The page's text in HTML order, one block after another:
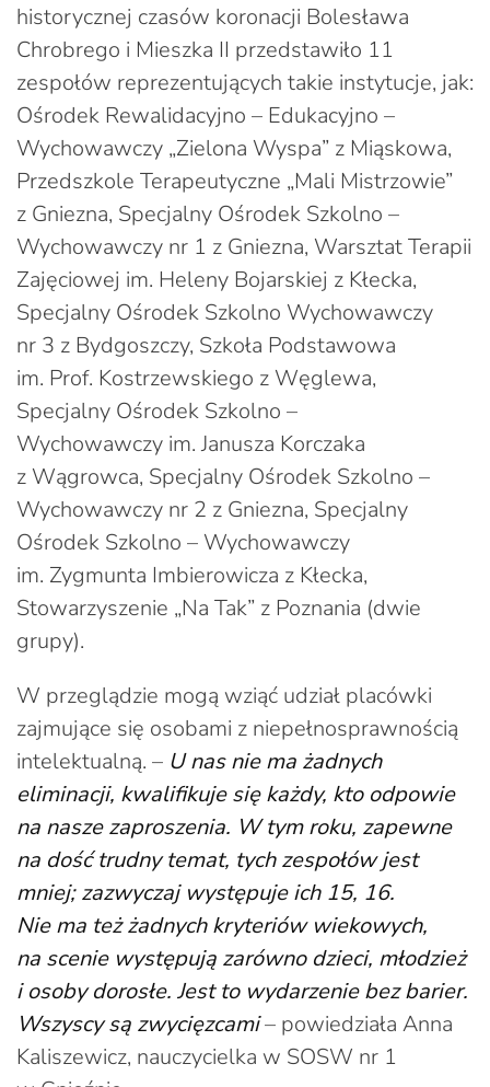
historycznej czasów koronacji Bolesława
Chrobrego i Mieszka II przedstawiło 11
zespołów reprezentujących takie instytucje, jak:
Ośrodek Rewalidacyjno – Edukacyjno –
Wychowawczy „Zielona Wyspa” z Miąskowa,
Przedszkole Terapeutyczne „Mali Mistrzowie”
z Gniezna, Specjalny Ośrodek Szkolno –
Wychowawczy nr 1 z Gniezna, Warsztat Terapii
Zajęciowej im. Heleny Bojarskiej z Kłecka,
Specjalny Ośrodek Szkolno Wychowawczy
nr 3 z Bydgoszczy, Szkoła Podstawowa
im. Prof. Kostrzewskiego z Węglewa,
Specjalny Ośrodek Szkolno –
Wychowawczy im. Janusza Korczaka
z Wągrowca, Specjalny Ośrodek Szkolno –
Wychowawczy nr 2 z Gniezna, Specjalny
Ośrodek Szkolno – Wychowawczy
im. Zygmunta Imbierowicza z Kłecka,
Stowarzyszenie „Na Tak” z Poznania (dwie
grupy).
W przeglądzie mogą wziąć udział placówki
zajmujące się osobami z niepełnosprawnością
intelektualną. – U nas nie ma żadnych
eliminacji, kwalifikuje się każdy, kto odpowie
na nasze zaproszenia. W tym roku, zapewne
na dość trudny temat, tych zespołów jest
mniej; zazwyczaj występuje ich 15, 16.
Nie ma też żadnych kryteriów wiekowych,
na scenie występują zarówno dzieci, młodzież
i osoby dorosłe. Jest to wydarzenie bez barier.
Wszyscy są zwycięzcami– powiedziała Anna
Kaliszewicz, nauczycielka w SOSW nr 1